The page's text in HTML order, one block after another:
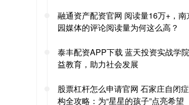
融通资产配资官网 阅读量16万+，南
园媒体的评论阅读量为何这么高？
泰丰配资APP下载 蓝天投资实战学
益教育，助力社会发展
股票杠杆怎么申请官网 石家庄自闭
构全攻略：为“星星的孩子”点亮希望